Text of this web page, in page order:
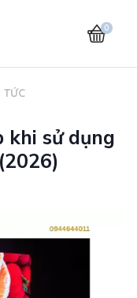
0
TỨC
khi sử dụng